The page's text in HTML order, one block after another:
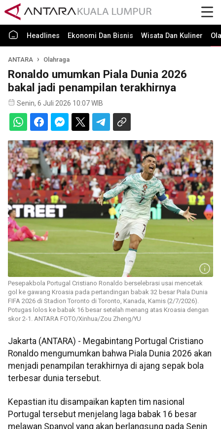
Headlines Ekonomi Dan Bisnis Wisata Dan Kuliner
ANTARA Olahraga
Ronaldo umumkan Piala Dunia 2026
bakal jadi penampilan terakhirnya
Senin, 6 Juli 2026 10:07 WIB
Pesepakbola Portugal Cristiano Ronaldo berselebrasi usai mencetak
gol ke gawang Kroasia pada pertandingan babak 32 besar Piala Dunia
FIFA 2026 di Stadion Toronto di Toronto, Kanada, Kamis (2/7/2026).
Potugas lolos ke babak 16 besar setelah menang atas Kroasia dengan
skor 2-1. ANTARA FOTO/Xinhua/Zou Zheng/YU
Jakarta (ANTARA) - Megabintang Portugal Cristiano
Ronaldo mengumumkan bahwa Piala Dunia 2026 akan
menjadi penampilan terakhirnya di ajang sepak bola
terbesar dunia tersebut.
Kepastian itu disampaikan kapten tim nasional
Portugal tersebut menjelang laga babak 16 besar
melawan Spanyol yang akan berlangsung pada Senin